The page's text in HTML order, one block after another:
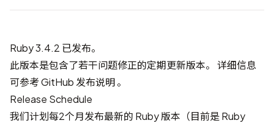
Ruby 3.4.2 已发布。
此版本是包含了若干问题修正的定期更新版本。 详细信息
可参考GitHub 发布说明。
Release Schedule
我们计划每2个月发布最新的 Ruby 版本（目前是 Ruby